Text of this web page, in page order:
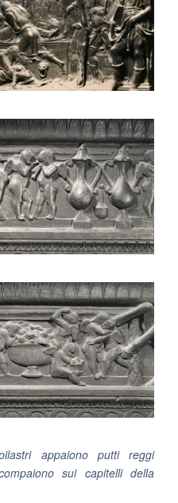
appaiono putti reggi
sui capitelli della